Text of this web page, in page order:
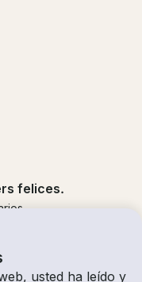
usted ha leído y
felices.